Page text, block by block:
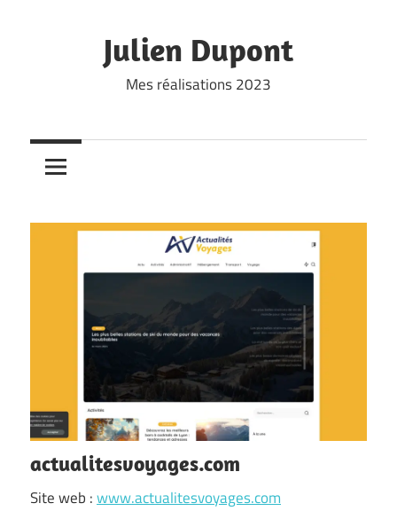
Julien Dupont
Mes réalisations 2023
actualitesvoyages.com
Site web :www.actualitesvoyages.com